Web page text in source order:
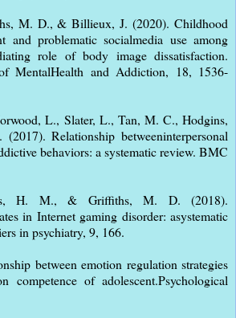
M. D., & Billieux, J. (2020). Childhood
and problematic socialmedia use among
role of body image dissatisfaction.
MentalHealth and Addiction, 18, 1536-
L., Slater, L., Tan, M. C., Hodgins,
Relationship betweeninterpersonal
behaviors: a systematic review. BMC
H. M., & Griffiths, M. D. (2018).
in Internet gaming disorder: asystematic
in psychiatry, 9, 166.
between emotion regulation strategies
competence of adolescent.Psychological